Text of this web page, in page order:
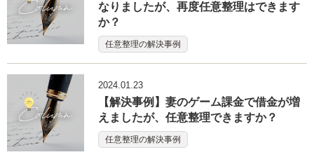
なりましたが、再度任意整理はできます
か？
任意整理の解決事例
2024.01.23
【解決事例】妻のゲーム課金で借金が増
えましたが、任意整理できますか？
任意整理の解決事例